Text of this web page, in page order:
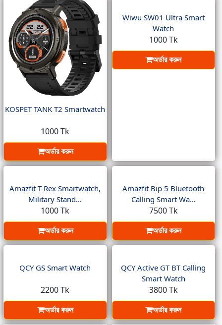
KOSPET TANK T2 Smartwatch
1000 Tk
অর্ডার করুন
Wiwu SW01 Ultra Smart
Watch
1000 Tk
অর্ডার করুন
Amazfit T-Rex Smartwatch,
Military Stand...
1000 Tk
অর্ডার করুন
Amazfit Bip 5 Bluetooth
Calling Smart Wa...
7500 Tk
অর্ডার করুন
QCY GS Smart Watch
2200 Tk
অর্ডার করুন
QCY Active GT BT Calling
Smart Watch
3800 Tk
অর্ডার করুন